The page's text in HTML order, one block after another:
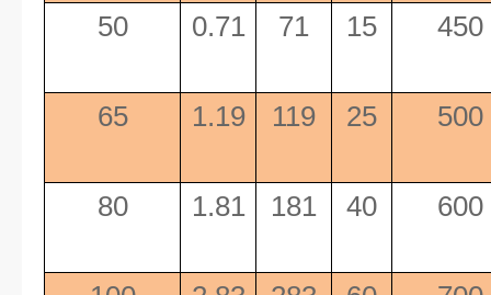
50
0.71 71 15 450
65 1.19 119 25 500
80 1.81 181 40 600